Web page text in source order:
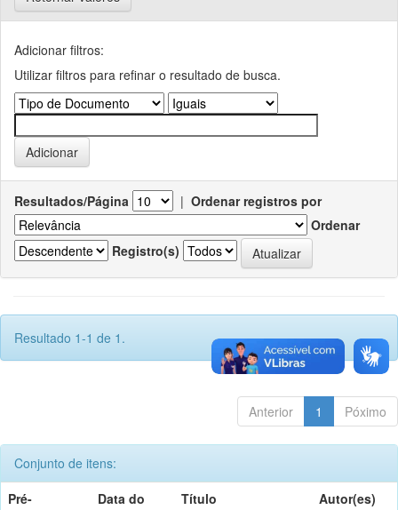
Adicionar filtros:
Utilizar filtros para refinar o resultado de busca.
Resultados/Página | Ordenar registros por
Ordenar
Registro(s)
Resultado 1-1 de 1.
Anterior 1 Póximo
Conjunto de itens:
Pré-
Data do
Título Autor(es)